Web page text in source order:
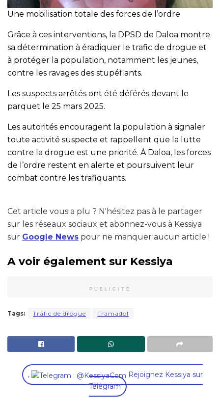
Une mobilisation totale des forces de l’ordre
Grâce à ces interventions, la DPSD de Daloa montre
sa détermination à éradiquer le trafic de drogue et
à protéger la population, notamment les jeunes,
contre les ravages des stupéfiants.
Les suspects arrêtés ont été déférés devant le
parquet le 25 mars 2025.
Les autorités encouragent la population à signaler
toute activité suspecte et rappellent que la lutte
contre la drogue est une priorité. À Daloa, les forces
de l’ordre restent en alerte et poursuivent leur
combat contre les trafiquants.
Cet article vous a plu ? N'hésitez pas à le partager
sur les réseaux sociaux et abonnez-vous à Kessiya
sur Google News pour ne manquer aucun article !
A voir également sur Kessiya
PUBLICITÉ
Tags: Trafic de drogue Tramadol
,
Rejoignez Kessiya sur
Télégram